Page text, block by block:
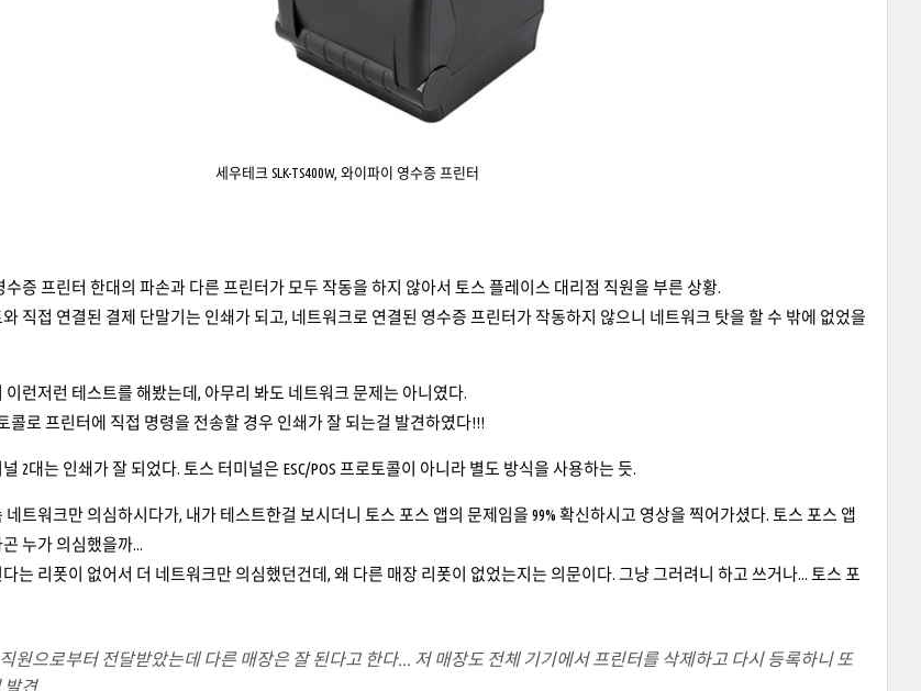
세우테크 SLK-TS400W, 와이파이 영수증 프린터
증 프린터 한대의 파손과 다른 프린터가 모두 작동을 하지 않아서 토스 플레이스 대리점 직원을 부른 상황.
직접 연결된 결제 단말기는 인쇄가 되고, 네트워크로 연결된 영수증 프린터가 작동하지 않으니 네트워크 탓을 할 수 밖에 없었을
이런저런 테스트를 해봤는데, 아무리 봐도 네트워크 문제는 아니였다.
콜로 프린터에 직접 명령을 전송할 경우 인쇄가 잘 되는걸 발견하였다!!!
2대는 인쇄가 잘 되었다. 토스 터미널은 ESC/POS 프로토콜이 아니라 별도 방식을 사용하는 듯.
트워크만 의심하시다가, 내가 테스트한걸 보시더니 토스 포스 앱의 문제임을 99% 확신하시고 영상을 찍어가셨다. 토스 포스 앱
누가 의심했을까...
는 리폿이 없어서 더 네트워크만 의심했던건데, 왜 다른 매장 리폿이 없었는지는 의문이다. 그냥 그러려니 하고 쓰거나... 토스 포
원으로부터 전달받았는데 다른 매장은 잘 된다고 한다... 저 매장도 전체 기기에서 프린터를 삭제하고 다시 등록하니 또
견....